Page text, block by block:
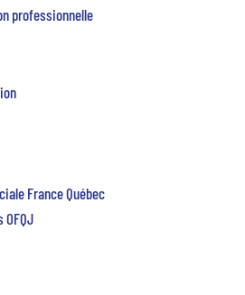
professionnelle
France Québec